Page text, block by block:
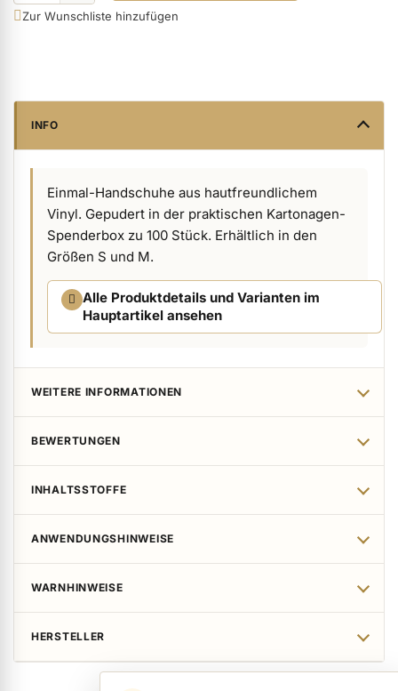
Beauty Accessoires anzeigen
Verpackungen & Verkaufshilfen anzeigen
Kundenpräsente anzeigen
Zur Wunschliste hinzufügen
INFO
Einmal-Handschuhe aus hautfreundlichem
Vinyl. Gepudert in der praktischen Kartonagen-
Spenderbox zu 100 Stück. Erhältlich in den
Größen S und M.
Alle Produktdetails und Varianten im
Hauptartikel ansehen
WEITERE INFORMATIONEN
BEWERTUNGEN
INHALTSSTOFFE
ANWENDUNGSHINWEISE
WARNHINWEISE
HERSTELLER